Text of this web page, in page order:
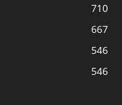
710
667
546
546